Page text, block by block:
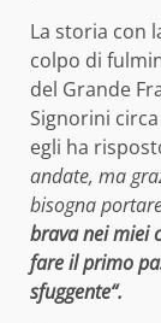
La storia con
colpo di
del Grande
Signorini
egli ha
andate, ma
bisogna
brava nei miei
fare il primo
sfuggente“.